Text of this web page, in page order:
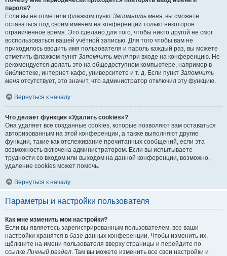
пароля?
Если вы не отметили флажком пункт Запомнить меня, вы сможете
оставаться под своим именем на конференции только некоторое
ограниченное время. Это сделано для того, чтобы никто другой не смог
воспользоваться вашей учётной записью. Для того чтобы вам не
приходилось вводить имя пользователя и пароль каждый раз, вы можете
отметить флажком пункт Запомнить меня при входе на конференцию. Не
рекомендуется делать это на общедоступном компьютере, например в
библиотеке, интернет-кафе, университете и т. д. Если пункт Запомнить
меня отсутствует, это значит, что администратор отключил эту функцию.
Вернуться к началу
Что делает функция «Удалить cookies»?
Она удаляет все созданные cookies, которые позволяют вам оставаться
авторизованным на этой конференции, а также выполняют другие
функции, такие как отслеживание прочитанных сообщений, если эта
возможность включена администратором. Если вы испытываете
трудности со входом или выходом на данной конференции, возможно,
удаление cookies может помочь.
Вернуться к началу
Параметры и настройки пользователя
Как мне изменить мои настройки?
Если вы являетесь зарегистрированным пользователем, все ваши
настройки хранятся в базе данных конференции. Чтобы изменить их,
щёлкните на имени пользователя вверху страницы и перейдите по
ссылкеЛичный раздел. Там вы можете изменить все свои настройки и